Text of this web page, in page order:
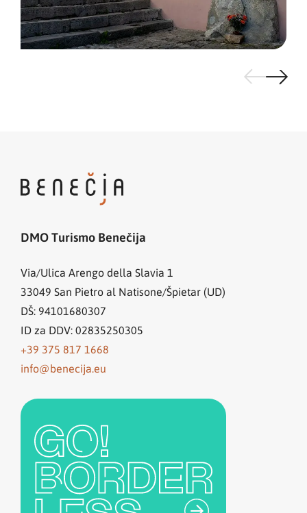
DMO Turismo Benečija
Via/Ulica Arengo della Slavia 1
33049 San Pietro al Natisone/Špietar (UD)
DŠ: 94101680307
ID za DDV: 02835250305
+39 375 817 1668
info@benecija.eu